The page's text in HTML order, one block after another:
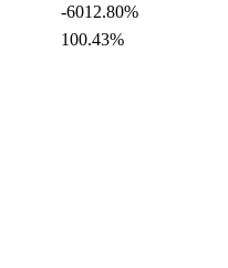
-6012.80%
100.43%